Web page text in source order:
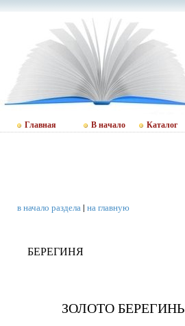
Главная В начало Каталог
в начало раздела| на главную
БЕРЕГИНЯ
ЗОЛОТО БЕРЕГИНЬ